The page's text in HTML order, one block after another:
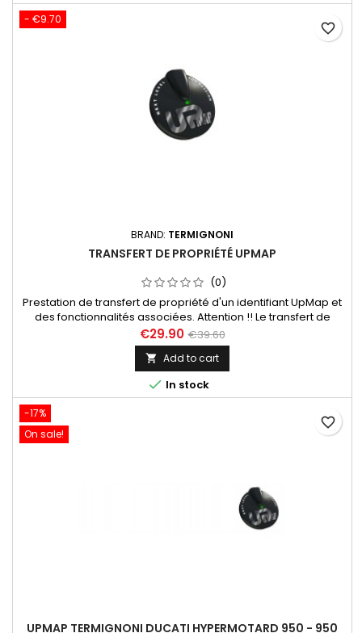
- €9.70
BRAND: TERMIGNONI
TRANSFERT DE PROPRIÉTÉ UPMAP
(0)
Prestation de transfert de propriété d'un identifiant UpMap et
des fonctionnalités associées. Attention !! Le transfert de
propriété est un service qui ne peut être utilisé qu'en cas de
cession du véhicule équipé de son UpMap et non pas du kit
UpMap seul!
€29.90 €39.60
 Add to cart
 In stock
favorite_border
-17%
On sale!
UPMAP TERMIGNONI DUCATI HYPERMOTARD 950 - 950
favorite_border